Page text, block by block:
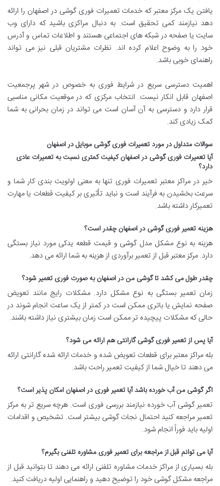
یافتن یک مرکز معتبر که خدمات تعمیرات فوری گوشی در اصفهان را ارائه
دهد نیازمند کمی تحقیق است. به دنبال مراکزی باشید که دارای وب
سایت یا صفحه در شبکه های اجتماعی هستند و اطلاعات تماس و آدرس
خود را به وضوح اعلام کرده اند. نظرات مشتریان قبلی نیز می تواند
راهنمای خوبی باشد.
اهمیت دسترسی سریع در شرایط فوری به خصوص در شهر پرجمعیت
اصفهان قابل انکار نیست. انتخاب مرکزی که در موقعیت مکانی مناسبی
قرار دارد و دسترسی به آن آسان است می تواند در زمان بحرانی به شما
کمک زیادی کند.
سوالات متداول در مورد تعمیرات فوری گوشی موبایل در اصفهان
آیا تعمیرات فوری گوشی در اصفهان کیفیت کمتری نسبت به تعمیرات عادی
دارد؟
خیر در مراکز معتبر تعمیرات فوری تنها به معنی اولویت بندی کار شما و
سرعت بخشیدن به فرآیند است و نباید تأثیری بر کیفیت قطعات یا مهارت
تعمیرکار داشته باشد.
هزینه تعمیر فوری گوشی در اصفهان چقدر است؟
هزینه به نوع مشکل مدل گوشی و قیمت قطعه یدکی مورد نیاز بستگی
دارد. مرکز معتبر قبل از تعمیر برآوردی از هزینه به شما ارائه می دهد.
چقدرطول می کشد تا گوشی من در اصفهان به صورت فوری تعمیر شود؟
زمان تعمیر بستگی به نوع مشکل دارد. مشکلات رایج مانند تعویض
صفحه نمایش یا باتری ممکن است در کمتر از یک ساعت انجام شوند در
حالی که مشکلات پیچیده تر ممکن است زمان بیشتری نیاز داشته باشند.
آیا پس از تعمیر فوری گوشی گارانتی هم ارائه می شود؟
بله مراکز معتبر برای قطعات تعویض شده و خدمات ارائه شده گارانتی ارائه
می دهند تا خیال شما از کیفیت تعمیر راحت باشد.
اگرگوشی من آب خورده باشد آیا تعمیر فوری در اصفهان امکان پذیر است؟
تعمیر گوشی آب خورده نیازمند بررسی فوری است. هرچه سریع تر به مرکز
تعمیر مراجعه کنید احتمال نجات گوشی بیشتر است. تشخیص و اقدامات
اولیه باید فوراً انجام شود.
آیا می توانم قبل از مراجعه برای تعمیر فوری مشاوره تلفنی بگیرم؟
بله بسیاری از مراکز خدمات مشاوره تلفنی ارائه می دهند تا بتوانید قبل از
مراجعه مشکل گوشی خود را توضیح دهید و راهنمایی اولیه دریافت کنید.